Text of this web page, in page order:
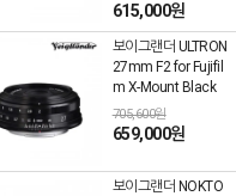
615,000원
보이그랜더 ULTRON
27mm F2 for Fujifil
m X-Mount Black
705,600원
659,000원
보이그랜더 NOKTO